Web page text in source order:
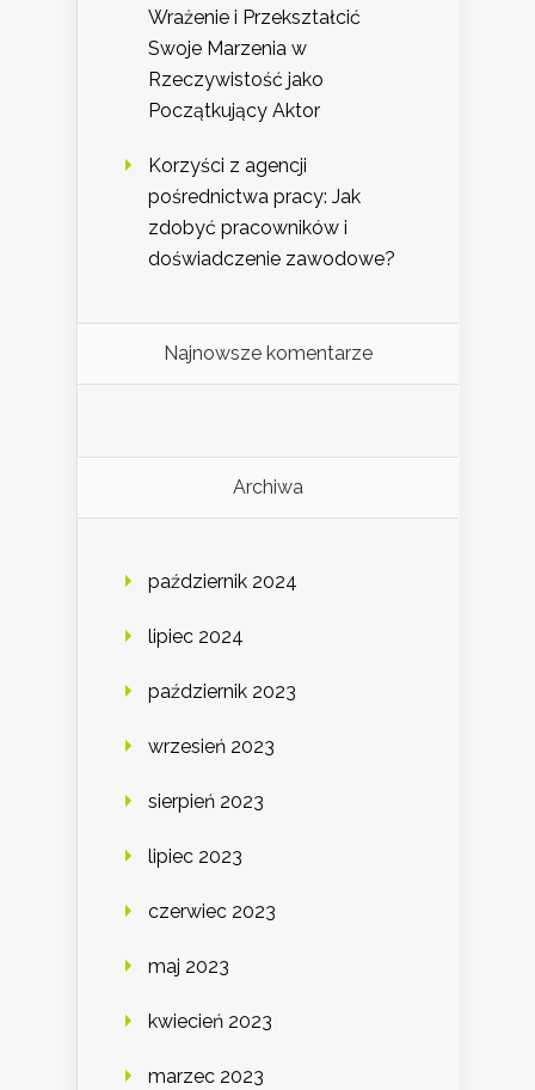
Wrażenie i Przekształcić
Swoje Marzenia w
Rzeczywistość jako
Początkujący Aktor
Korzyści z agencji
pośrednictwa pracy: Jak
zdobyć pracowników i
doświadczenie zawodowe?
Najnowsze komentarze
Archiwa
październik 2024
lipiec 2024
październik 2023
wrzesień 2023
sierpień 2023
lipiec 2023
czerwiec 2023
maj 2023
kwiecień 2023
marzec 2023